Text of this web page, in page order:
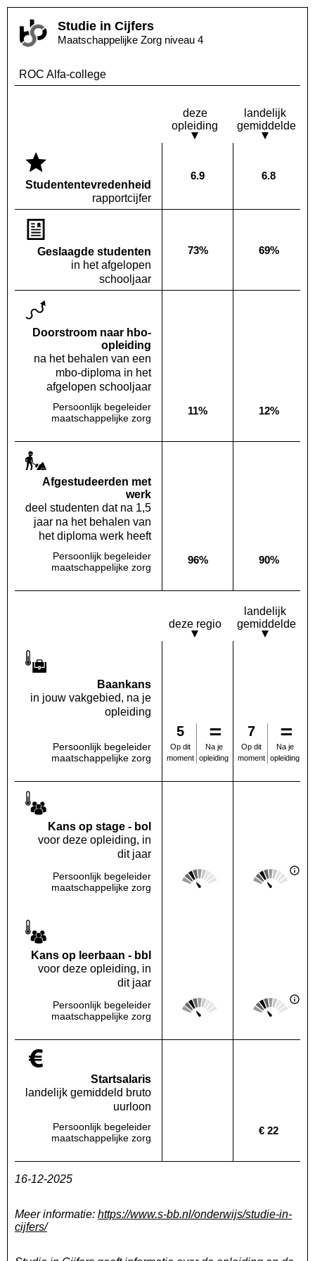
Studie in Cijfers
Maatschappelijke Zorg niveau 4
ROC Alfa-college
deze
opleiding
landelijk
gemiddelde
Studenten­tevredenheid
rapportcijfer
Deze opleiding:
6.9 Landelijk
6.8
Geslaagde studenten
in het afgelopen
schooljaar
Deze opleiding:
73% Landelijk
69%
Doorstroom naar hbo-
opleiding
na het behalen van een
mbo-diploma in het
afgelopen schooljaar
Persoonlijk begeleider
maatschappelijke zorg
Deze opleiding:
11% Landelijk
12%
Af­gestudeerden met
werk
deel studenten dat na 1,5
jaar na het behalen van
het diploma werk heeft
Persoonlijk begeleider
maatschappelijke zorg
Deze opleiding:
96% Landelijk
90%
deze regio
landelijk
gemiddelde
Baankans
in jouw vakgebied, na je
opleiding
Persoonlijk begeleider
maatschappelijke zorg
5
Op dit
moment
Na je
opleiding
7
Op dit
moment
Na je
opleiding
Kans op stage - bol
voor deze opleiding, in
dit jaar
Persoonlijk begeleider
maatschappelijke zorg
Deze regio:
Score: 2 van 5
Landelijk
Score: 2 van
Kans op leerbaan - bbl
voor deze opleiding, in
dit jaar
Persoonlijk begeleider
maatschappelijke zorg
Deze regio:
Score: 2 van 5
Landelijk
Score: 2 van
Startsalaris
landelijk gemiddeld bruto
uurloon
Persoonlijk begeleider
maatschappelijke zorg
Geen waarde bekendLandelijk
€ 22
16-12-2025
Meer informatie: https://www.s-bb.nl/onderwijs/studie-in-
cijfers/